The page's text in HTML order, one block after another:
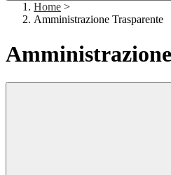
Home >
Amministrazione Trasparente